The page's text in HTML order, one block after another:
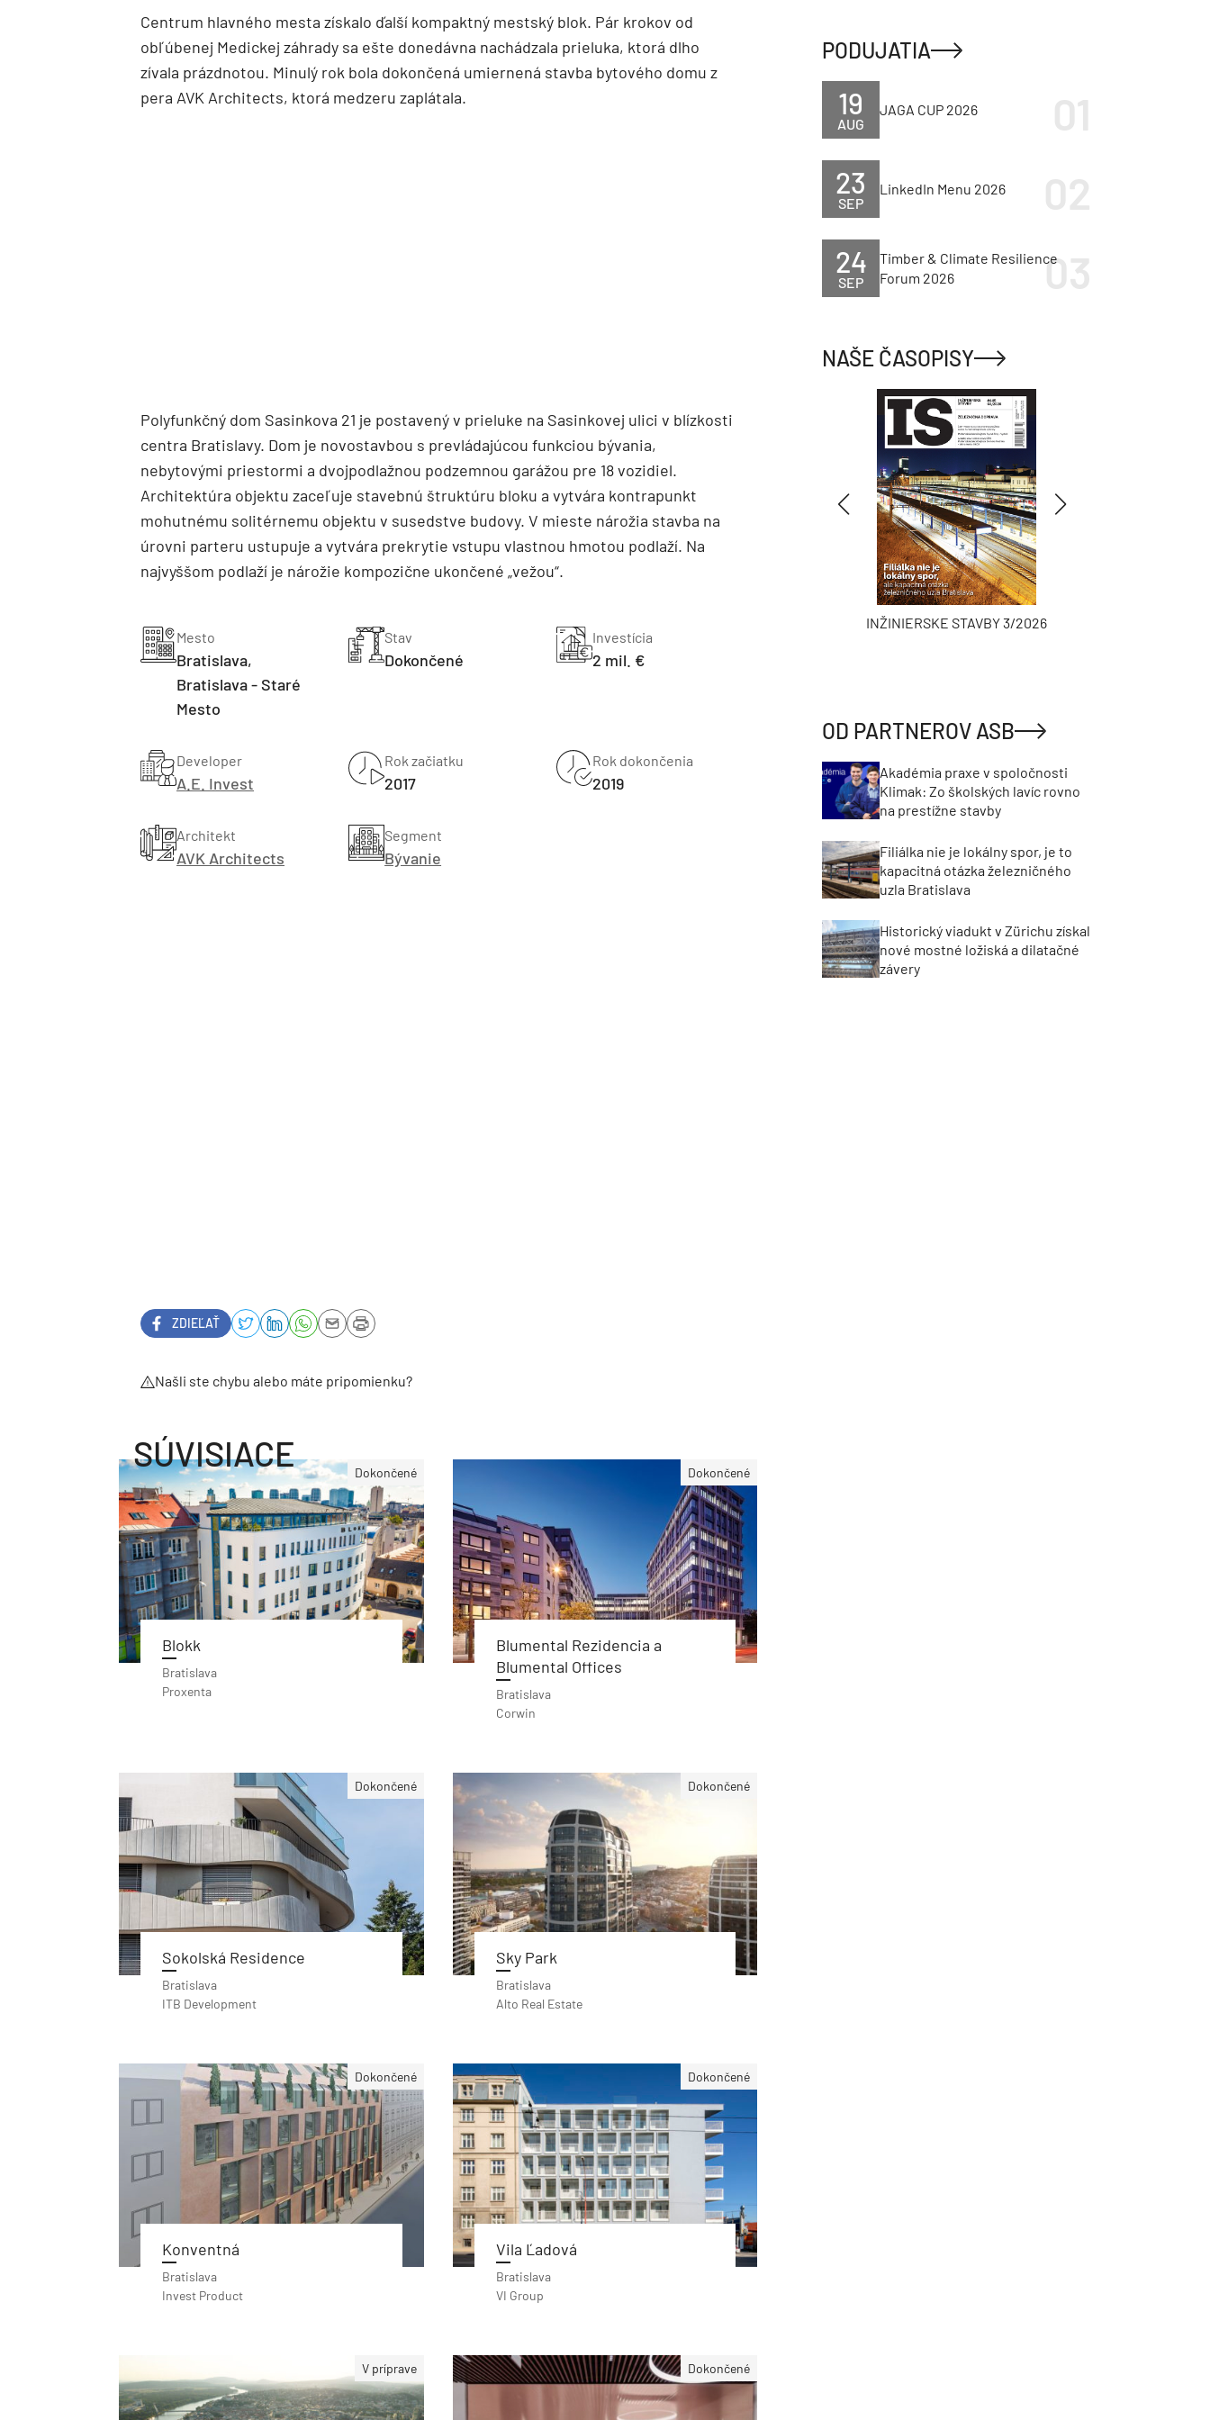
Centrum hlavného mesta získalo ďalší kompaktný mestský blok. Pár krokov od
obľúbenej Medickej záhrady sa ešte donedávna nachádzala prieluka, ktorá dlho
zívala prázdnotou. Minulý rok bola dokončená umiernená stavba bytového domu z
pera AVK Architects, ktorá medzeru zaplátala.
Polyfunkčný dom Sasinkova 21 je postavený v prieluke na Sasinkovej ulici v blízkosti
centra Bratislavy. Dom je novostavbou s prevládajúcou funkciou bývania,
nebytovými priestormi a dvojpodlažnou podzemnou garážou pre 18 vozidiel.
Architektúra objektu zaceľuje stavebnú štruktúru bloku a vytvára kontrapunkt
mohutnému solitérnemu objektu v susedstve budovy. V mieste nárožia stavba na
úrovni parteru ustupuje a vytvára prekrytie vstupu vlastnou hmotou podlaží. Na
najvyššom podlaží je nárožie kompozične ukončené „vežou“.
Mesto
Bratislava,
Bratislava - Staré
Mesto
Stav
Dokončené
Investícia
2 mil. €
Developer
A.E. Invest
Rok začiatku
2017
Rok dokončenia
2019
Architekt
AVK Architects
Segment
Bývanie
ZDIEĽAŤ
Našli ste chybu alebo máte pripomienku?
SÚVISIACE Dokončené
Blokk
Bratislava
Proxenta
Dokončené
Blumental Rezidencia a
Blumental Offices
Bratislava
Corwin
Dokončené
Sokolská Residence
Bratislava
ITB Development
Dokončené
Sky Park
Bratislava
Alto Real Estate
Dokončené
Konventná
Bratislava
Invest Product
Dokončené
Vila Ľadová
Bratislava
VI Group
V príprave Dokončené
PODUJATIA
AUG
19 JAGA CUP 2026
SEP
23 LinkedIn Menu 2026
SEP
24
Timber & Climate Resilience
Forum 2026
NAŠE ČASOPISY
INŽINIERSKE STAVBY 3/2026
OD PARTNEROV ASB
Akadémia praxe v spoločnosti
Klimak: Zo školských lavíc rovno
na prestížne stavby
Filiálka nie je lokálny spor, je to
kapacitná otázka železničného
uzla Bratislava
Historický viadukt v Zürichu získal
nové mostné ložiská a dilatačné
závery